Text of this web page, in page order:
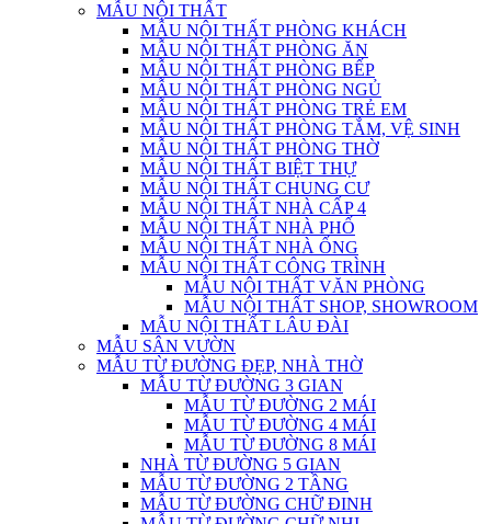
MẪU NỘI THẤT
MẪU NỘI THẤT PHÒNG KHÁCH
MẪU NỘI THẤT PHÒNG ĂN
MẪU NỘI THẤT PHÒNG BẾP
MẪU NỘI THẤT PHÒNG NGỦ
MẪU NỘI THẤT PHÒNG TRẺ EM
MẪU NỘI THẤT PHÒNG TẮM, VỆ SINH
MẪU NỘI THẤT PHÒNG THỜ
MẪU NỘI THẤT BIỆT THỰ
MẪU NỘI THẤT CHUNG CƯ
MẪU NỘI THẤT NHÀ CẤP 4
MẪU NỘI THẤT NHÀ PHỐ
MẪU NỘI THẤT NHÀ ỐNG
MẪU NỘI THẤT CÔNG TRÌNH
MẪU NỘI THẤT VĂN PHÒNG
MẪU NỘI THẤT SHOP, SHOWROOM
MẪU NỘI THẤT LÂU ĐÀI
MẪU SÂN VƯỜN
MẪU TỪ ĐƯỜNG ĐẸP, NHÀ THỜ
MẪU TỪ ĐƯỜNG 3 GIAN
MẪU TỪ ĐƯỜNG 2 MÁI
MẪU TỪ ĐƯỜNG 4 MÁI
MẪU TỪ ĐƯỜNG 8 MÁI
NHÀ TỪ ĐƯỜNG 5 GIAN
MẪU TỪ ĐƯỜNG 2 TẦNG
MẪU TỪ ĐƯỜNG CHỮ ĐINH